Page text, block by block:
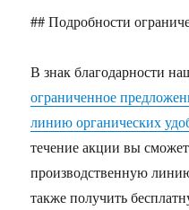
## Подробности
В знак благодарности
ограниченное
линию органических
течение акции вы
производственную
также получить